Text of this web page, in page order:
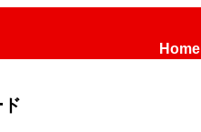
Home